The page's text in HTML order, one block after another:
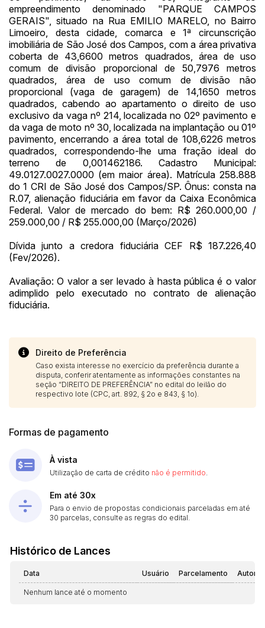
empreendimento denominado "PARQUE CAMPOS
GERAIS", situado na Rua EMILIO MARELO, no Bairro
Limoeiro, desta cidade, comarca e 1ª circunscrição
imobiliária de São José dos Campos, com a área privativa
coberta de 43,6600 metros quadrados, área de uso
comum de divisão proporcional de 50,7976 metros
quadrados, área de uso comum de divisão não
proporcional (vaga de garagem) de 14,1650 metros
quadrados, cabendo ao apartamento o direito de uso
exclusivo da vaga nº 214, localizada no 02º pavimento e
da vaga de moto nº 30, localizada na implantação ou 01º
pavimento, encerrando a área total de 108,6226 metros
quadrados, correspondendo-lhe uma fração ideal do
terreno de 0,001462186. Cadastro Municipal:
49.0127.0027.0000 (em maior área). Matrícula 258.888
do 1 CRI de São José dos Campos/SP. Ônus: consta na
R.07, alienação fiduciária em favor da Caixa Econômica
Federal. Valor de mercado do bem: R$ 260.000,00 /
259.000,00 / R$ 255.000,00 (Março/2026)
Dívida junto a credora fiduciária CEF R$ 187.226,40
(Fev/2026).
Avaliação: O valor a ser levado à hasta pública é o valor
adimplido pelo executado no contrato de alienação
fiduciária.
Direito de Preferência
Caso exista interesse no exercício da preferência durante a
disputa, conferir atentamente as informações constantes na
seção “DIREITO DE PREFERÊNCIA” no edital do leilão do
respectivo lote (CPC, art. 892, § 2o e 843, § 1o).
Formas de pagamento
À vista
Utilização de carta de crédito não é permitido
Em até 30x
Para o envio de propostas condicionais parceladas em até
30 parcelas, consulte as regras do edital.
Histórico de Lances
Data Usuário Parcelamento
Nenhum lance até o momento
(Art. 895, CPC)
Data Usuário Valor
14/04/2025 18:43:11 TIAGOFELIPE R$ 1,00
14/04/2025 18:43:11 TIAGOFELIPE R$ 1,00
14/04/2025 18:43:11 TIAGOFELIPE R$ 1,00
Clique aqui para fazer login